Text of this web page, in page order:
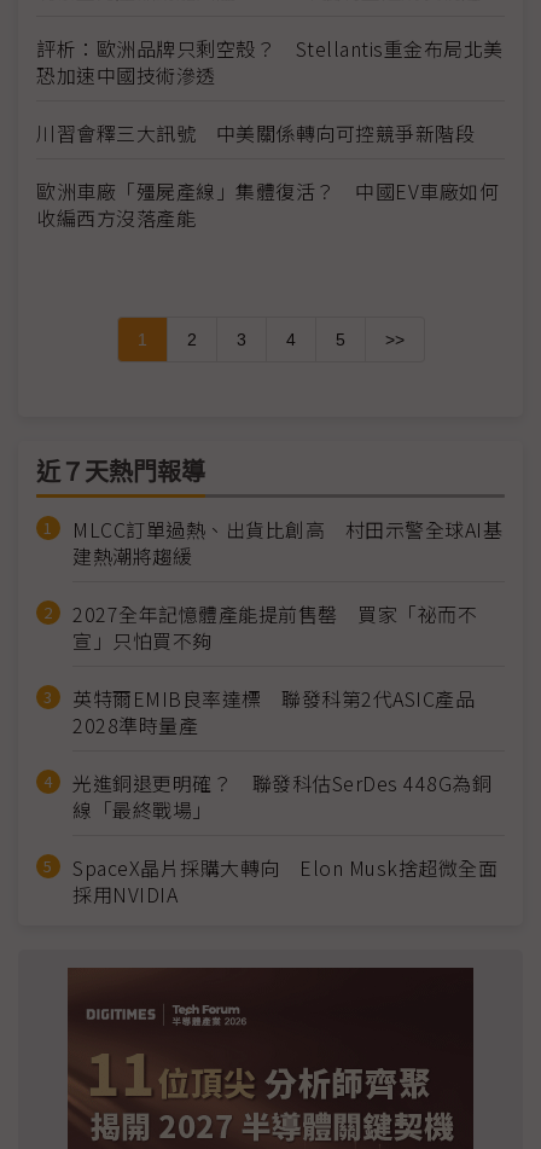
評析：歐洲品牌只剩空殼？ Stellantis重金布局北美
恐加速中國技術滲透
川習會釋三大訊號 中美關係轉向可控競爭新階段
歐洲車廠「殭屍產線」集體復活？ 中國EV車廠如何
收編西方沒落產能
1 2 3 4 5 >>
近７天熱門報導
MLCC訂單過熱、出貨比創高 村田示警全球AI基
建熱潮將趨緩
2027全年記憶體產能提前售罄 買家「祕而不
宣」只怕買不夠
英特爾EMIB良率達標 聯發科第2代ASIC產品
2028準時量產
光進銅退更明確？ 聯發科估SerDes 448G為銅
線「最終戰場」
SpaceX晶片採購大轉向 Elon Musk捨超微全面
採用NVIDIA